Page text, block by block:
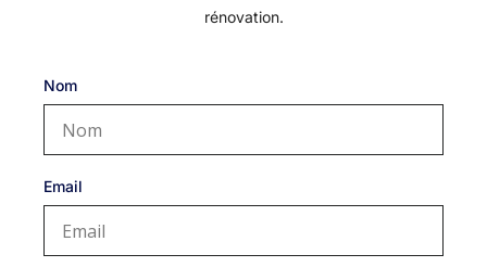
rénovation.
Nom
Email